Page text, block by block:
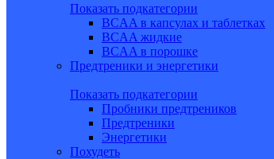
Показать подкатегории
BCAA в капсулах и таблетках
BCAA жидкие
BCAA в порошке
Предтреники и энергетики
Показать подкатегории
Пробники предтреников
Предтреники
Энергетики
Похудеть